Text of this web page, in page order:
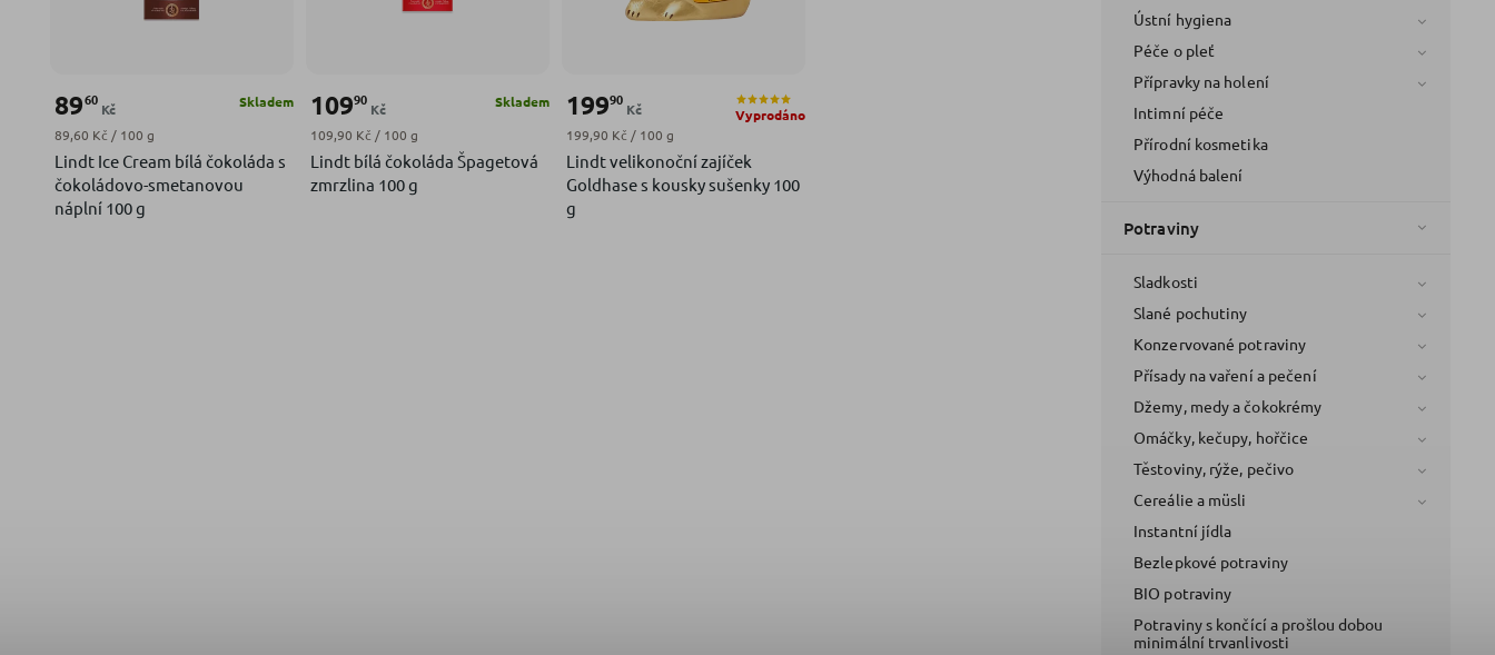
Ústní hygiena
Péče o pleť
Přípravky na holení
Intimní péče
Přírodní kosmetika
Výhodná balení
Potraviny
Sladkosti
Slané pochutiny
Konzervované potraviny
Přísady na vaření a pečení
Džemy, medy a čokokrémy
Omáčky, kečupy, hořčice
Těstoviny, rýže, pečivo
Cereálie a müsli
Instantní jídla
Bezlepkové potraviny
BIO potraviny
Potraviny s končící a prošlou dobou
minimální trvanlivosti
Lindt Ice Cream bílá čokoláda s
čokoládovo-smetanovou
náplní 100 g
Skladem
8960
Kč
Měrná cena:
89,60 Kč / 100 g
Lindt bílá čokoláda Špagetová
zmrzlina 100 g
Skladem
10990
Kč
Měrná cena:
109,90 Kč / 100 g
Lindt velikonoční zajíček
Goldhase s kousky sušenky 100
g
Vyprodáno
19990
Kč
Měrná cena:
199,90 Kč / 100 g